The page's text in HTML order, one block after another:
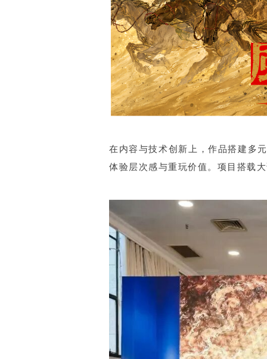
在内容与技术创新上，作品搭建多
体验层次感与重玩价值。项目搭载